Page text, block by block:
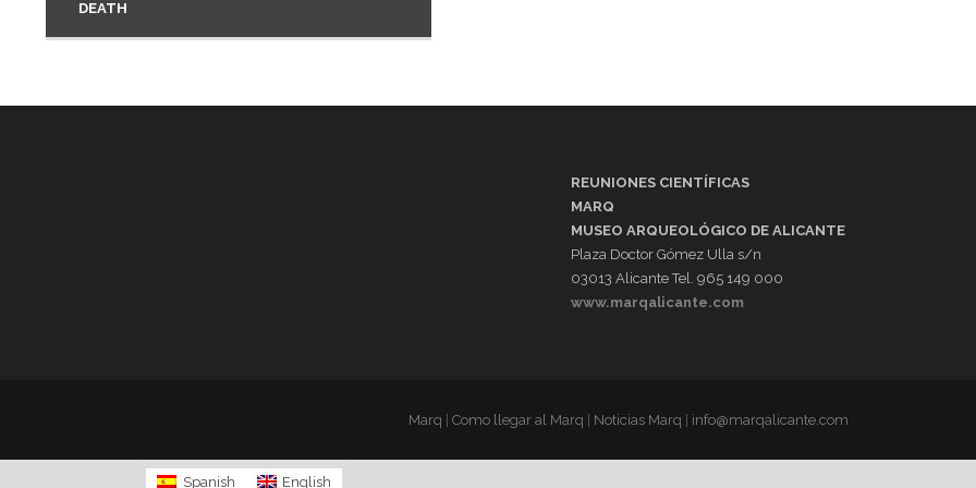
DEATH
REUNIONES CIENTÍFICAS
MARQ
MUSEO ARQUEOLÓGICO DE ALICANTE
Plaza Doctor Gómez Ulla s/n
03013 Alicante Tel. 965 149 000
www.marqalicante.com
Marq | Como llegar al Marq | Noticias Marq | info@marqalicante.com
Spanish English